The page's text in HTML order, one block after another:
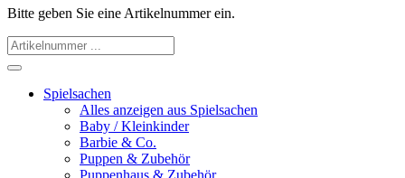
Bitte geben Sie eine Artikelnummer ein.
Spielsachen
Alles anzeigen aus Spielsachen
Baby / Kleinkinder
Barbie & Co.
Puppen & Zubehör
Puppenhaus & Zubehör